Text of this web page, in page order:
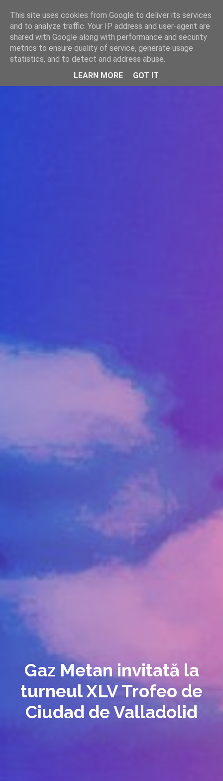
WWW.GAZISTI.RO
Gaz Metan invitată la
turneul XLV Trofeo de
Ciudad de Valladolid
This site uses cookies from Google to deliver its services
and to analyze traffic. Your IP address and user-agent are
shared with Google along with performance and security
metrics to ensure quality of service, generate usage
statistics, and to detect and address abuse.
LEARN MORE
GOT IT